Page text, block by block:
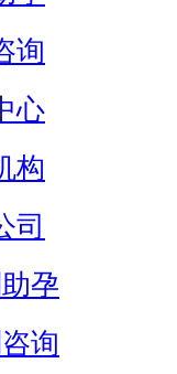
询
心
构
司
孕
询